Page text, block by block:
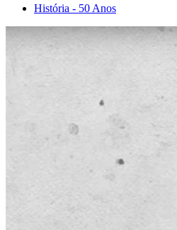
História - 50 Anos